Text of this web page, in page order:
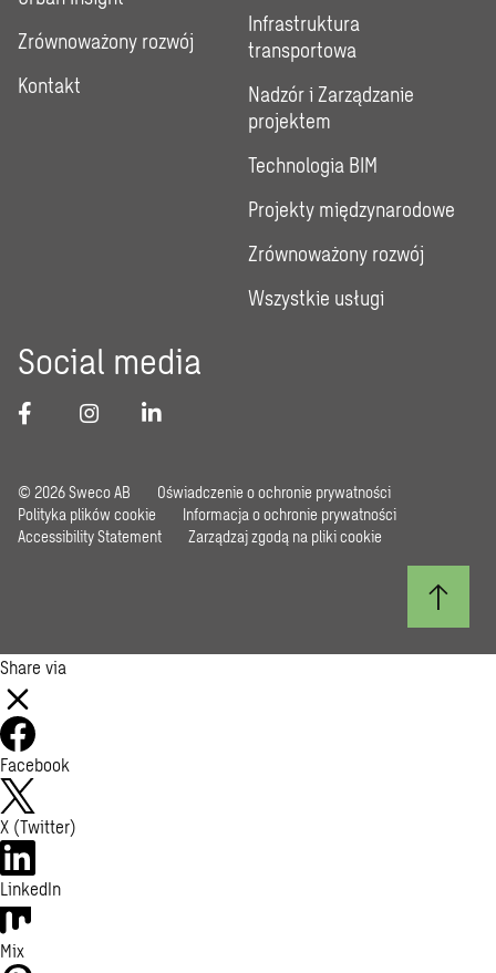
Zrównoważony rozwój
Kontakt
Infrastruktura
transportowa
Nadzór i Zarządzanie
projektem
Technologia BIM
Projekty międzynarodowe
Zrównoważony rozwój
Wszystkie usługi
Social media
© 2026 Sweco AB
Oświadczenie o ochronie prywatności
Polityka plików cookie
Informacja o ochronie prywatności
Accessibility Statement
Zarządzaj zgodą na pliki cookie
Share via
Facebook
X (Twitter)
LinkedIn
Mix